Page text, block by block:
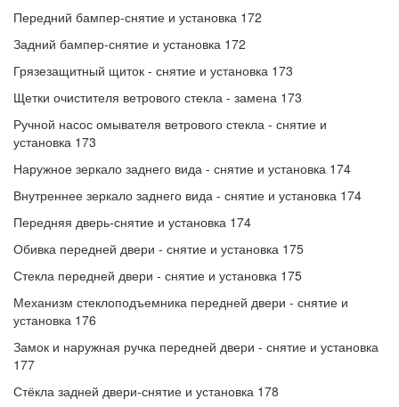
Передний бампер-снятие и установка 172
Задний бампер-снятие и установка 172
Грязезащитный щиток - снятие и установка 173
Щетки очистителя ветрового стекла - замена 173
Ручной насос омывателя ветрового стекла - снятие и
установка 173
Наружное зеркало заднего вида - снятие и установка 174
Внутреннее зеркало заднего вида - снятие и установка 174
Передняя дверь-снятие и установка 174
Обивка передней двери - снятие и установка 175
Стекла передней двери - снятие и установка 175
Механизм стеклоподъемника передней двери - снятие и
установка 176
Замок и наружная ручка передней двери - снятие и установка
177
Стёкла задней двери-снятие и установка 178